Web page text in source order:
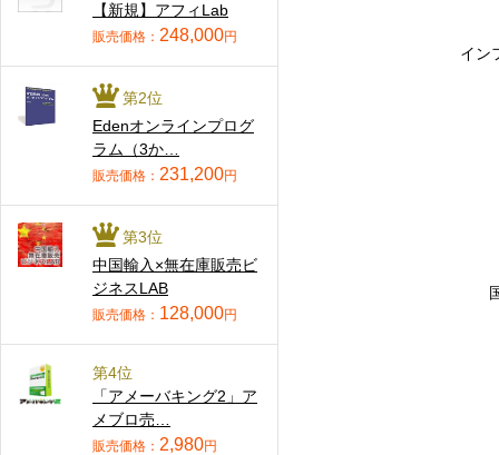
イン
【新規】アフィLab
販売価格： 248,000円
第2位
Edenオンラインプログ
ラム（3か…
販売価格： 231,200円
第3位
中国輸入×無在庫販売ビ
ジネスLAB
販売価格： 128,000円
第4位
「アメーバキング2」ア
メブロ売…
販売価格： 2,980円